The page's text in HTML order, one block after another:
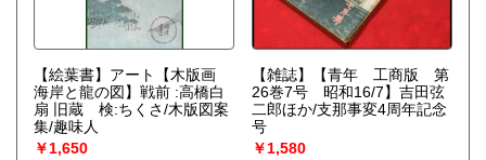
【絵葉書】アート【木版画
海岸と龍の図】戦前 :高橋白
扇 旧蔵 検:ちくさ/木版図案
集/趣味人
￥1,650
【雑誌】【青年 工商版 第
26巻7号 昭和16/7】吉田弦
二郎ほか/支那事変4周年記念
号
￥1,580